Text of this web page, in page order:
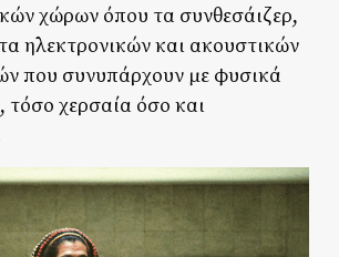
χώρων όπου τα συνθεσάιζερ,
ηλεκτρονικών και ακουστικών
που συνυπάρχουν με φυσικά
τόσο χερσαία όσο και